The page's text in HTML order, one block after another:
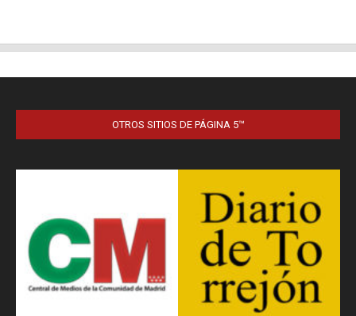
OTROS SITIOS DE PÁGINA 5™